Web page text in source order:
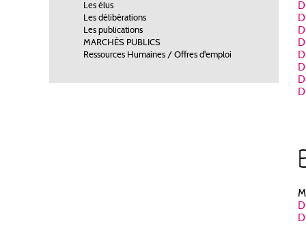
Les élus
Les délibérations
Les publications
MARCHÉS PUBLICS
Ressources Humaines / Offres d'emploi